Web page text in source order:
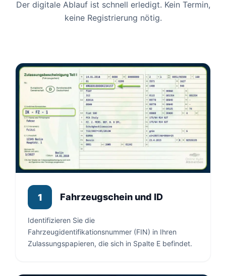
Der digitale Ablauf ist schnell erledigt. Kein Termin,
keine Registrierung nötig.
1 Fahrzeugschein und ID
Identifizieren Sie die
Fahrzeugidentifikationsnummer (FIN) in Ihren
Zulassungspapieren, die sich in Spalte E befindet.